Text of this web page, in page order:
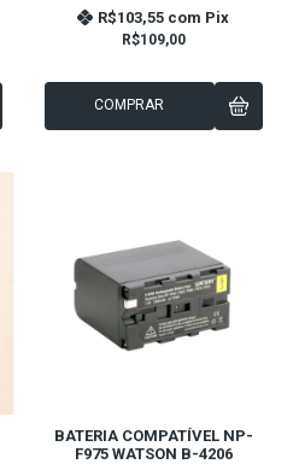
R$109,00
R$103,55 com Pix
COMPRAR
BATERIA COMPATÍVEL NP-
F975 WATSON B-4206